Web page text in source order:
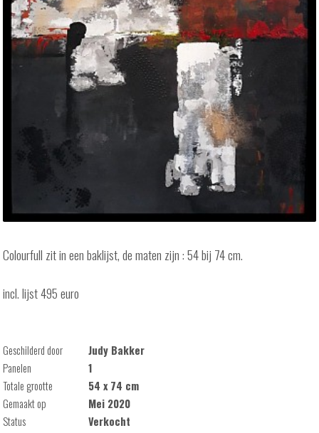
Colourfull zit in een baklijst, de maten zijn : 54 bij 74 cm.
incl. lijst 495 euro
Geschilderd door
Judy Bakker
Panelen
1
Totale grootte
54 x 74 cm
Gemaakt op
Mei 2020
Status
Verkocht